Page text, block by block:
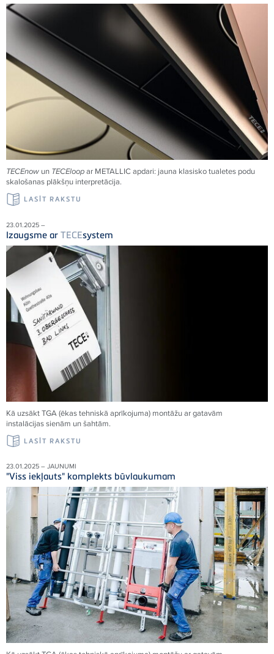
TECEnow un TECEloopar METALLIC apdari: jauna klasisko tualetes podu
skalošanas plākšņu interpretācija.
LASĪT RAKSTU
23.01.2025 –
Izaugsme ar TECEsystem
Kā uzsākt TGA (ēkas tehniskā aprīkojuma) montāžu ar gatavām
instalācijas sienām un šahtām.
LASĪT RAKSTU
23.01.2025 – JAUNUMI
"Viss iekļauts" komplekts būvlaukumam